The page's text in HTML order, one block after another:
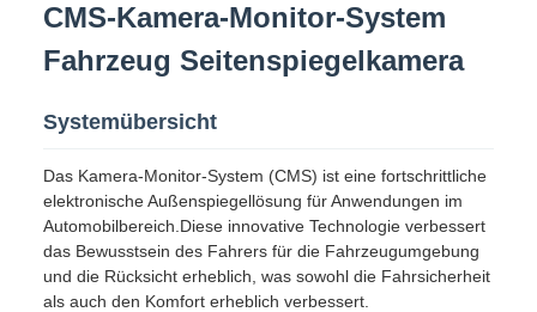
CMS-Kamera-Monitor-System
Fahrzeug Seitenspiegelkamera
Systemübersicht
Das Kamera-Monitor-System (CMS) ist eine fortschrittliche
elektronische Außenspiegellösung für Anwendungen im
Automobilbereich.Diese innovative Technologie verbessert
das Bewusstsein des Fahrers für die Fahrzeugumgebung
und die Rücksicht erheblich, was sowohl die Fahrsicherheit
als auch den Komfort erheblich verbessert.